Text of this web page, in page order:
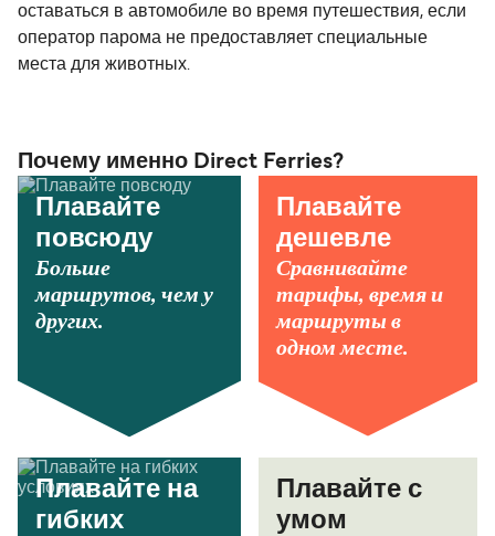
оставаться в автомобиле во время путешествия, если
оператор парома не предоставляет специальные
места для животных.
Почему именно Direct Ferries?
Плавайте
повсюду
Больше
маршрутов, чем у
других.
Плавайте
дешевле
Сравнивайте
тарифы, время и
маршруты в
одном месте.
Плавайте на
гибких
Плавайте с
умом